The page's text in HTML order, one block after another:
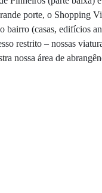
porte, o
bairro (casas, edifícios
restrito – nossas
nossa área de